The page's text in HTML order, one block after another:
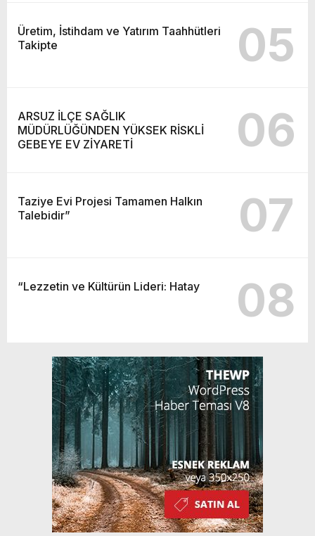
Üretim, İstihdam ve Yatırım Taahhütleri
Takipte
05
ARSUZ İLÇE SAĞLIK
MÜDÜRLÜĞÜNDEN YÜKSEK RİSKLİ
GEBEYE EV ZİYARETİ
06
Taziye Evi Projesi Tamamen Halkın
Talebidir”
07
“Lezzetin ve Kültürün Lideri: Hatay 08